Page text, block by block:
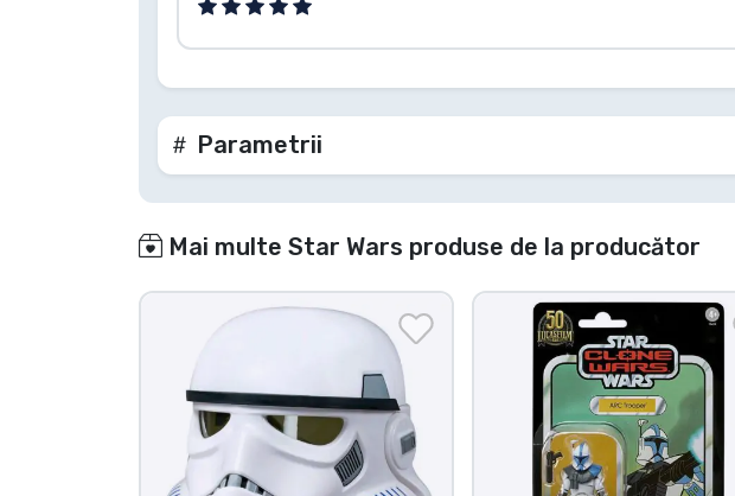
Parametrii
Mai multe Star Wars produse de la producător